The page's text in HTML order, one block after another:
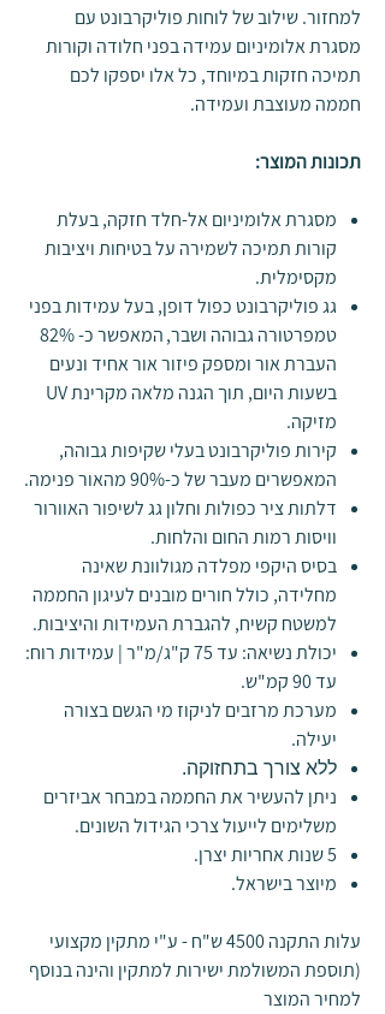
למחזור. שילוב של לוחות פוליקרבונט עם
מסגרת אלומיניום עמידה בפני חלודה וקורות
תמיכה חזקות במיוחד, כל אלו יספקו לכם
חממה מעוצבת ועמידה.
תכונות המוצר:
מסגרת אלומיניום אל-חלד חזקה, בעלת
קורות תמיכה לשמירה על בטיחות ויציבות
מקסימלית.
גג פוליקרבונט כפול דופן, בעל עמידות בפני
טמפרטורה גבוהה ושבר, המאפשר כ- 82%
העברת אור ומספק פיזור אור אחיד ונעים
בשעות היום, תוך הגנה מלאה מקרינת UV
מזיקה.
קירות פוליקרבונט בעלי שקיפות גבוהה,
המאפשרים מעבר של כ-90% מהאור פנימה.
דלתות ציר כפולות וחלון גג לשיפור האוורור
וויסות רמות החום והלחות.
בסיס היקפי מפלדה מגולוונת שאינה
מחלידה, כולל חורים מובנים לעיגון החממה
למשטח קשיח, להגברת העמידות והיציבות.
יכולת נשיאה: עד 75 ק"ג/מ"ר | עמידות רוח:
עד 90 קמ"ש.
מערכת מרזבים לניקוז מי הגשם בצורה
יעילה.
ללא צורך בתחזוקה.
ניתן להעשיר את החממה במבחר אביזרים
משלימים לייעול צרכי הגידול השונים.
5 שנות אחריות יצרן.
מיוצר בישראל.
עלות התקנה 4500 ש"ח - ע"י מתקין מקצועי
(תוספת המשולמת ישירות למתקין והינה בנוסף
למחיר המוצר